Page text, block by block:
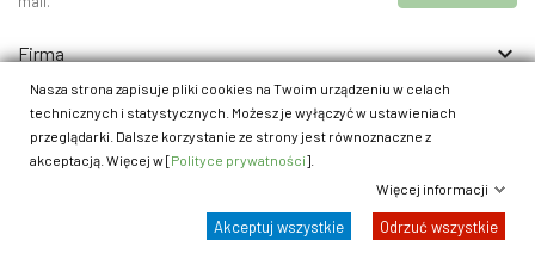
Firma 
Informacje
Nasza strona zapisuje pliki cookies na Twoim urządzeniu w celach
technicznych i statystycznych. Możesz je wyłączyć w ustawieniach
przeglądarki. Dalsze korzystanie ze strony jest równoznaczne z
akceptacją. Więcej w [Polityce prywatności].
Więcej informacji
Akceptuj wszystkie Odrzuć wszystkie